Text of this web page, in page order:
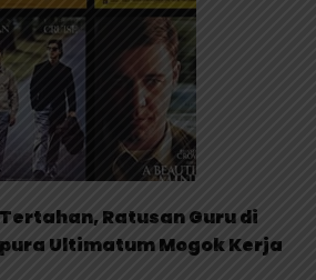
Ratusan Guru di
Ultimatum Mogok Kerja